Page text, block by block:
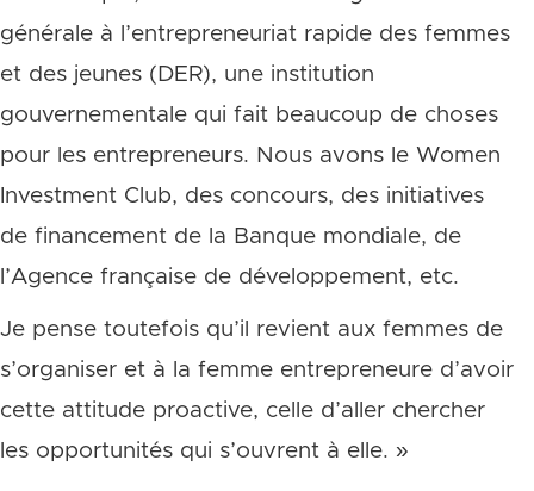
générale à l’entrepreneuriat rapide des femmes
et des jeunes (DER), une institution
gouvernementale qui fait beaucoup de choses
pour les entrepreneurs. Nous avons le Women
Investment Club, des concours, des initiatives
de financement de la Banque mondiale, de
l’Agence française de développement, etc.
Je pense toutefois qu’il revient aux femmes de
s’organiser et à la femme entrepreneure d’avoir
cette attitude proactive, celle d’aller chercher
les opportunités qui s’ouvrent à elle. »